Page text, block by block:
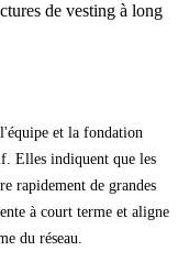
de vesting à long
et la fondation
Elles indiquent que les
rapidement de grandes
à court terme et aligne
du réseau.